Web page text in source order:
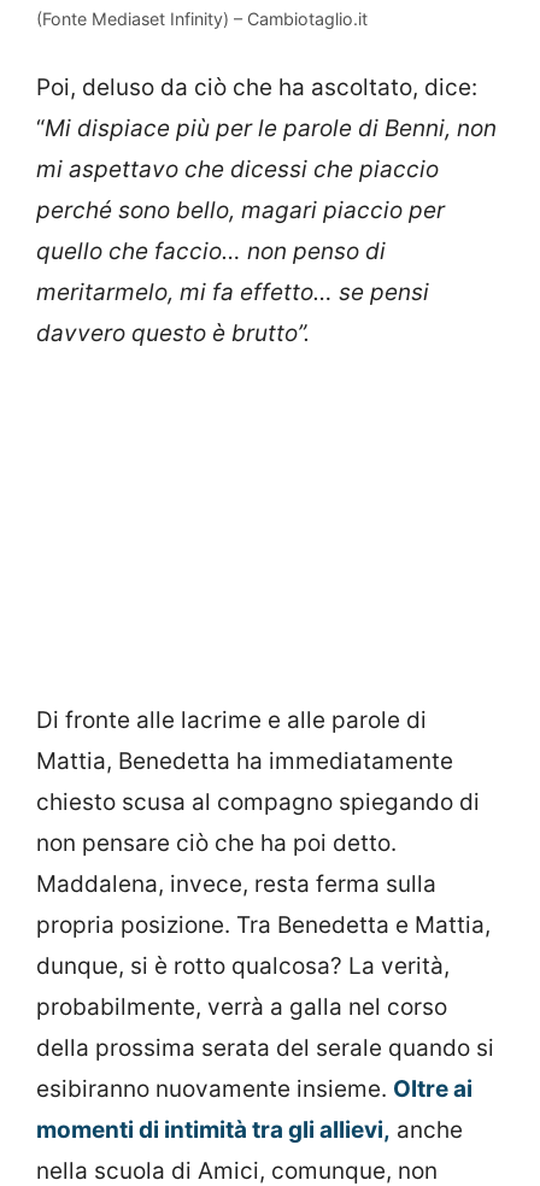
(Fonte Mediaset Infinity) – Cambiotaglio.it
Poi, deluso da ciò che ha ascoltato, dice:
“Mi dispiace più per le parole di Benni, non
mi aspettavo che dicessi che piaccio
perché sono bello, magari piaccio per
quello che faccio… non penso di
meritarmelo, mi fa effetto… se pensi
davvero questo è brutto”.
Di fronte alle lacrime e alle parole di
Mattia, Benedetta ha immediatamente
chiesto scusa al compagno spiegando di
non pensare ciò che ha poi detto.
Maddalena, invece, resta ferma sulla
propria posizione. Tra Benedetta e Mattia,
dunque, si è rotto qualcosa? La verità,
probabilmente, verrà a galla nel corso
della prossima serata del serale quando si
esibiranno nuovamente insieme. Oltre ai
momenti di intimità tra gli allievi, anche
nella scuola di Amici, comunque, non